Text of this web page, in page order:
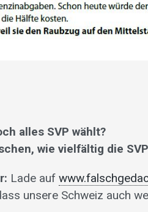
alles SVP wählt?
wie vielfältig die
Lade auf
unsere Schweiz auch